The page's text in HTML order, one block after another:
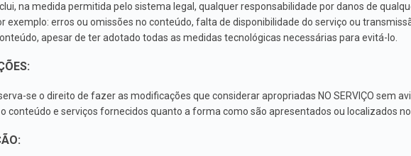
na medida permitida pelo sistema legal, qualquer responsabilidade por danos de
exemplo: erros ou omissões no conteúdo, falta de disponibilidade do serviço ou
apesar de ter adotado todas as medidas tecnológicas necessárias para evitá-lo.
se o direito de fazer as modificações que considerar apropriadas NO SERVIÇO sem
conteúdo e serviços fornecidos quanto a forma como são apresentados ou localizados